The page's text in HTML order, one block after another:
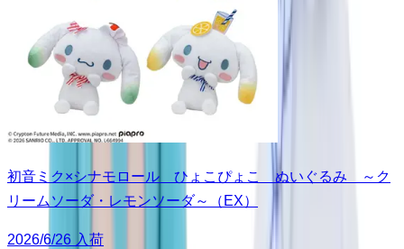
初音ミク×シナモロール ひょこぴょこ ぬいぐるみ ～ク
リームソーダ・レモンソーダ～（EX）
2026/6/26 入荷